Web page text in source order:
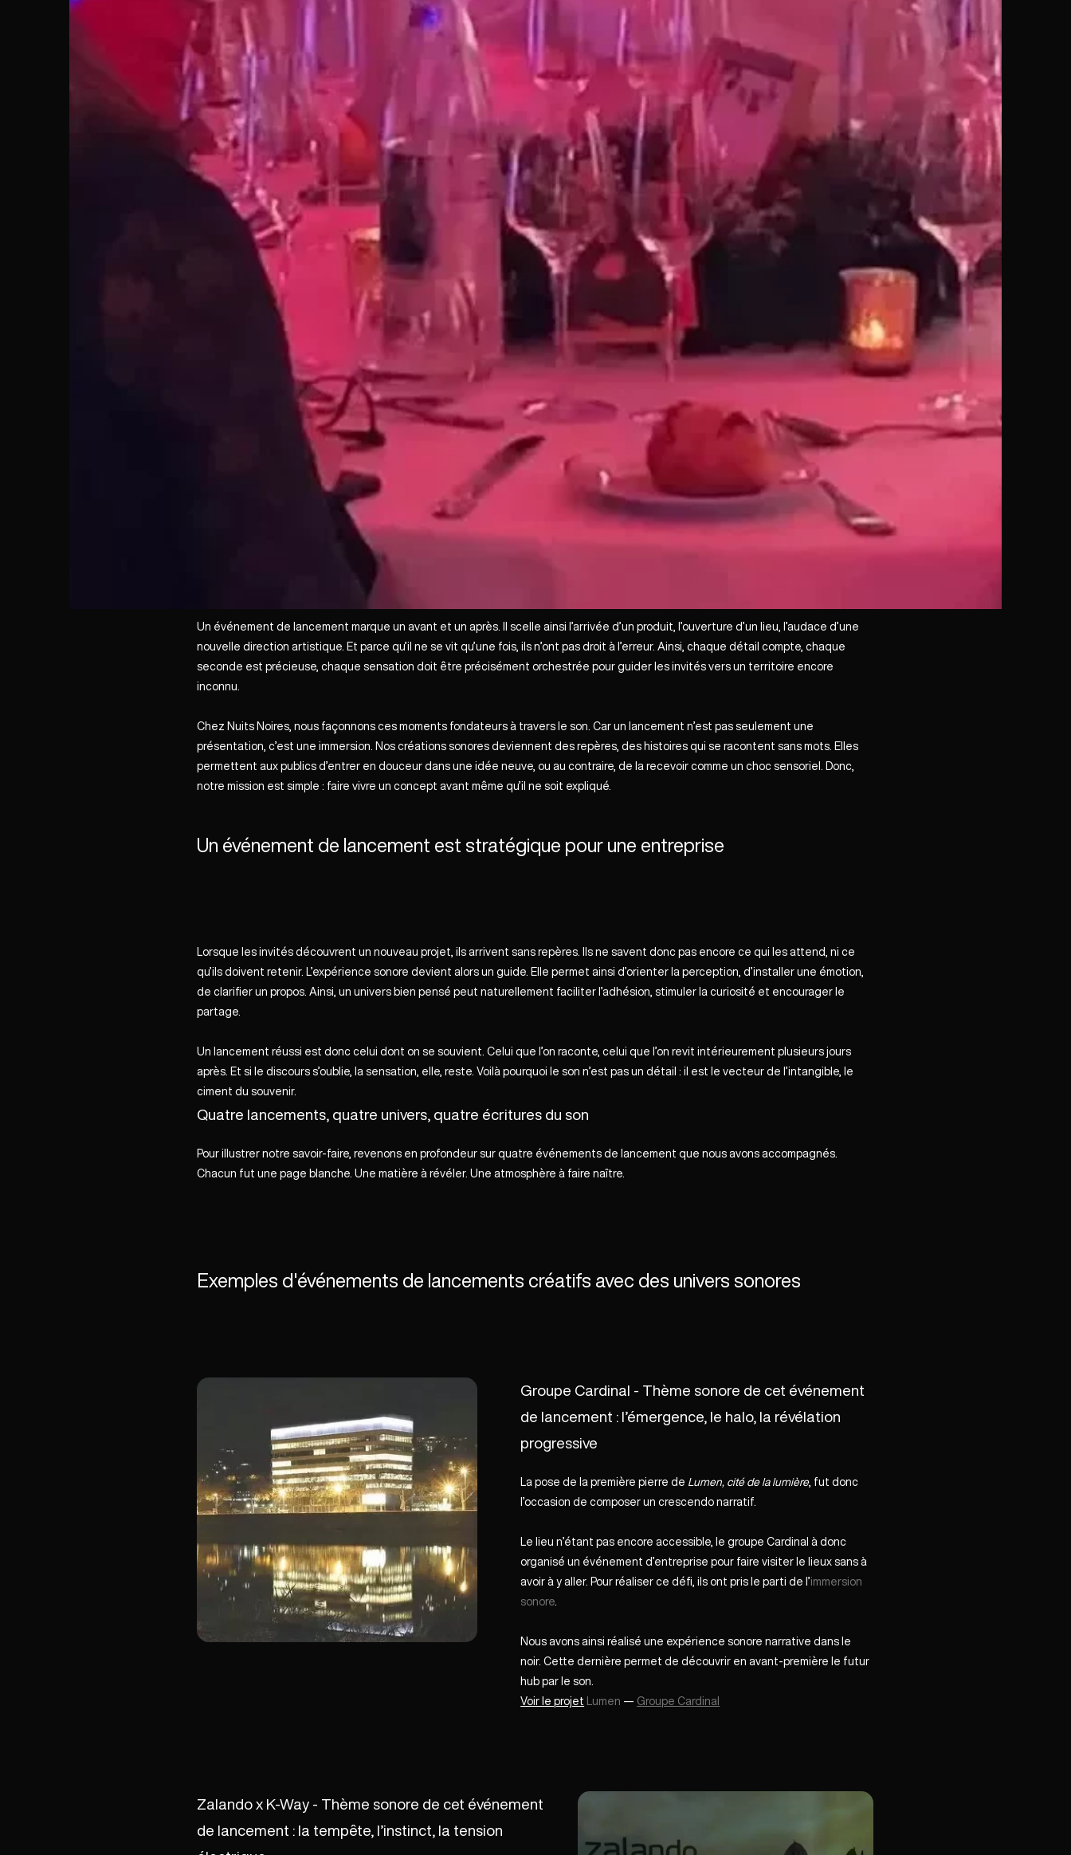
Un événement de lancement marque un avant et un après. Il scelle ainsi l’arrivée d’un produit, l’ouverture d’un lieu, l’audace d’une
nouvelle direction artistique. Et parce qu’il ne se vit qu’une fois, ils n’ont pas droit à l’erreur. Ainsi, chaque détail compte, chaque
seconde est précieuse, chaque sensation doit être précisément orchestrée pour guider les invités vers un territoire encore
inconnu.
Chez Nuits Noires, nous façonnons ces moments fondateurs à travers le son. Car un lancement n’est pas seulement une
présentation, c’est une immersion. Nos créations sonores deviennent des repères, des histoires qui se racontent sans mots. Elles
permettent aux publics d’entrer en douceur dans une idée neuve, ou au contraire, de la recevoir comme un choc sensoriel. Donc,
notre mission est simple : faire vivre un concept avant même qu’il ne soit expliqué.
Un événement de lancement est stratégique pour une entreprise
Lorsque les invités découvrent un nouveau projet, ils arrivent sans repères. Ils ne savent donc pas encore ce qui les attend, ni ce
qu’ils doivent retenir. L’expérience sonore devient alors un guide. Elle permet ainsi d’orienter la perception, d’installer une émotion,
de clarifier un propos. Ainsi, un univers bien pensé peut naturellement faciliter l’adhésion, stimuler la curiosité et encourager le
partage.
Un lancement réussi est donc celui dont on se souvient. Celui que l’on raconte, celui que l’on revit intérieurement plusieurs jours
après. Et si le discours s’oublie, la sensation, elle, reste. Voilà pourquoi le son n’est pas un détail : il est le vecteur de l’intangible, le
ciment du souvenir.
Quatre lancements, quatre univers, quatre écritures du son
Pour illustrer notre savoir-faire, revenons en profondeur sur quatre événements de lancement que nous avons accompagnés.
Chacun fut une page blanche. Une matière à révéler. Une atmosphère à faire naître.
Exemples d'événements de lancements créatifs avec des univers sonores
Groupe Cardinal - Thème sonore de cet événement
de lancement : l’émergence, le halo, la révélation
progressive
La pose de la première pierre de Lumen, cité de la lumière, fut donc
l’occasion de composer un crescendo narratif.
Le lieu n’étant pas encore accessible, le groupe Cardinal à donc
organisé un événement d’entreprise pour faire visiter le lieux sans à
avoir à y aller. Pour réaliser ce défi, ils ont pris le parti de l’immersion
sonore
Nous avons ainsi réalisé une expérience sonore narrative dans le
noir. Cette dernière permet de découvrir en avant-première le futur
hub par le son.
Voir le projet Lumen — Groupe Cardinal
Zalando x K-Way - Thème sonore de cet événement
de lancement : la tempête, l’instinct, la tension